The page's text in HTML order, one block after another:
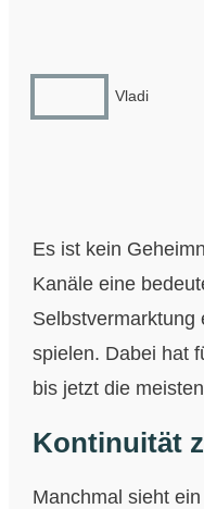
Vladi
Es ist kein
Kanäle eine
Selbstvermarktung
spielen. Dabei hat
bis jetzt die
Kontinuität
Manchmal sieht